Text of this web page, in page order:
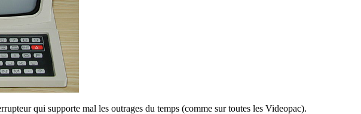
qui supporte mal les outrages du temps (comme sur toutes les Videopac).